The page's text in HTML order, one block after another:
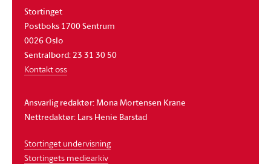
Stortinget
Postboks 1700 Sentrum
0026 Oslo
Sentralbord: 23 31 30 50
Kontakt oss
Ansvarlig redaktør: Mona Mortensen Krane
Nettredaktør: Lars Henie Barstad
Stortinget undervisning
Stortingets mediearkiv